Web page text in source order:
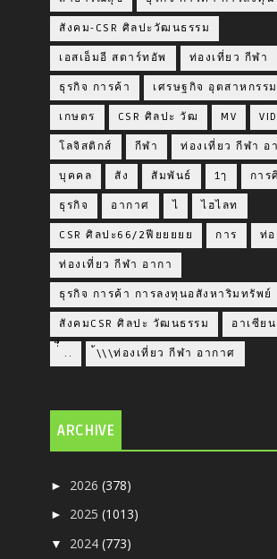
สังคม-CSR ศิลปะวัฒนธรรม
เอสเอ็มอี สตาร์ทอัพ ท่องเที่ยว กีฬา
ธุรกิจ การค้า เศรษฐกิจ อุตสาหกรรม
เกษตร CSR ศิลปะ วัฒ MV
โลจิสติกส์ กีฬา ท่องเที่ยว กีฬา อ
บุคคล สัง สัมพันธ์ 1ๅ การ
ธุรกิจ อากาศ ไ ไฮไลท
CSR ศิลปะ66/2ฟียยยยย การ ท่อ
ท่องเที่ยว กีฬา อากา
ธุรกิจ การค้า การลงทุนอสังหาริมทรัพย์
สังคมCSR ศิลปะ วัฒนธรรม อาเซียน
่่ื​ .. ้\\\ท่องเที่ยว กีฬา อากาศ
ARCHIVE
► 2026(378)
► 2025(1013)
▼ 2024(773)